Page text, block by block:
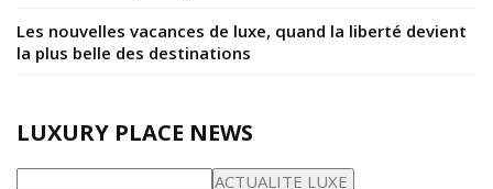
Les nouvelles vacances de luxe, quand la liberté devient
la plus belle des destinations
LUXURY PLACE NEWS